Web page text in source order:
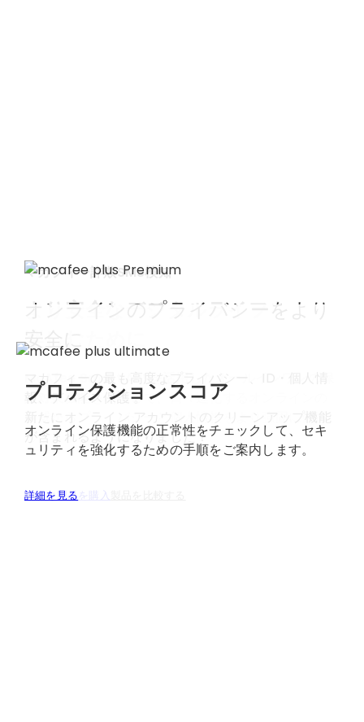
よりスマートな保護対策
詐欺被害を未然に防ぎましょう。危険なテキストメ
ッセージに対する自動検知機能と、QR コードのオン
ン、返信する前に詐欺を回避できます。
今すぐ製品を購入
マカフィー詐欺SMS検知
より安全なデジタルライフを
楽しむために
McAfee Smart AI™を活用したオールインワンの保
護対策機能を使用して、日々進化するオンラインの
しましょう。
今すぐ製品を購入
オンラインのプライバシーをより
安全に​
マカフィーの最も高度なプライバシー、ID・個人情
報、デバイス保護 。​
が含まれるようになりました！​
今すぐ製品を購入
プロテクションスコア
オンライン保護機能の正常性をチェックして、セキ
ュリティを強化するための手順をご案内します。
詳細を見る